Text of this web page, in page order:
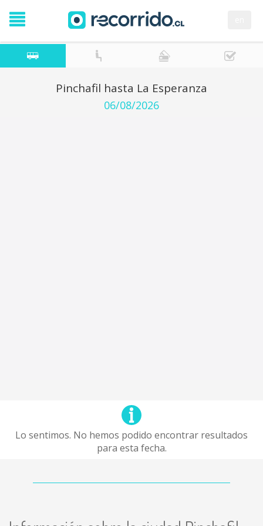
Pinchafil hasta La Esperanza
06/08/2026
Lo sentimos. No hemos podido encontrar resultados
para esta fecha.